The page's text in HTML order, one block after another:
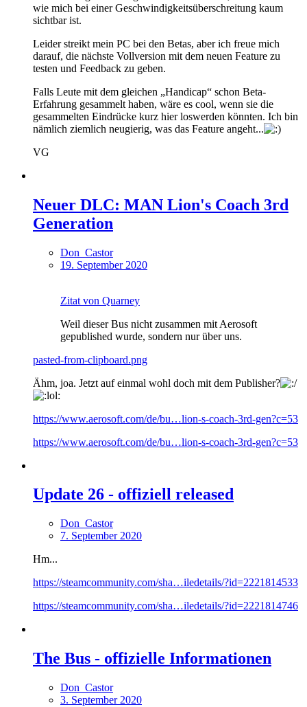
wie mich bei einer Geschwindigkeitsüberschreitung kaum
sichtbar ist.
Leider streikt mein PC bei den Betas, aber ich freue mich
darauf, die nächste Vollversion mit dem neuen Feature zu
testen und Feedback zu geben.
Falls Leute mit dem gleichen „Handicap“ schon Beta-
Erfahrung gesammelt haben, wäre es cool, wenn sie die
gesammelten Eindrücke kurz hier loswerden könnten. Ich bin
nämlich ziemlich neugierig, was das Feature angeht...
VG
Neuer DLC: MAN Lion's Coach 3rd
Generation
Don_Castor
19. September 2020
Zitat von Quarney
Weil dieser Bus nicht zusammen mit Aerosoft
gepublished wurde, sondern nur über uns.
pasted-from-clipboard.png
Ähm, joa. Jetzt auf einmal wohl doch mit dem Publisher?
https://www.aerosoft.com/de/bu…lion-s-coach-3rd-gen?c=53
https://www.aerosoft.com/de/bu…lion-s-coach-3rd-gen?c=53
Update 26 - offiziell released
Don_Castor
7. September 2020
Hm...
https://steamcommunity.com/sha…iledetails/?id=2221814533
https://steamcommunity.com/sha…iledetails/?id=2221814746
The Bus - offizielle Informationen
Don_Castor
3. September 2020